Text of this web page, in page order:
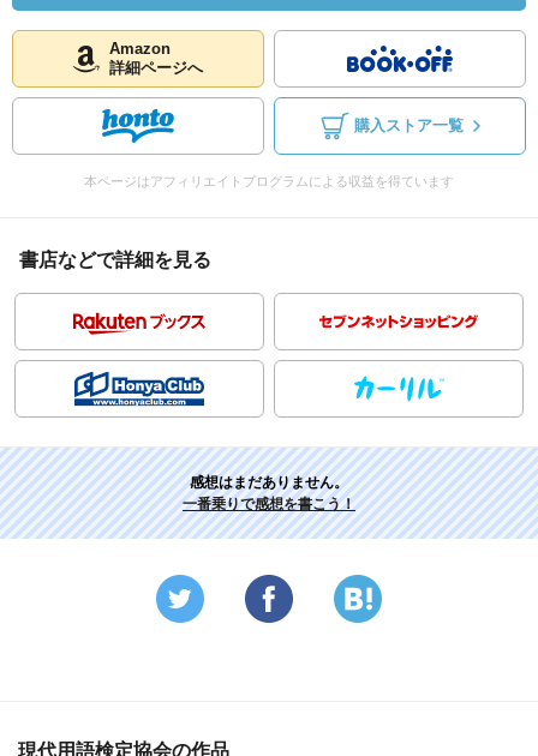
Amazon
詳細ページへ
購入ストア一覧
本ページはアフィリエイトプログラムによる収益を得ています
書店などで詳細を見る
感想はまだありません。
一番乗りで感想を書こう！
現代用語検定協会の作品